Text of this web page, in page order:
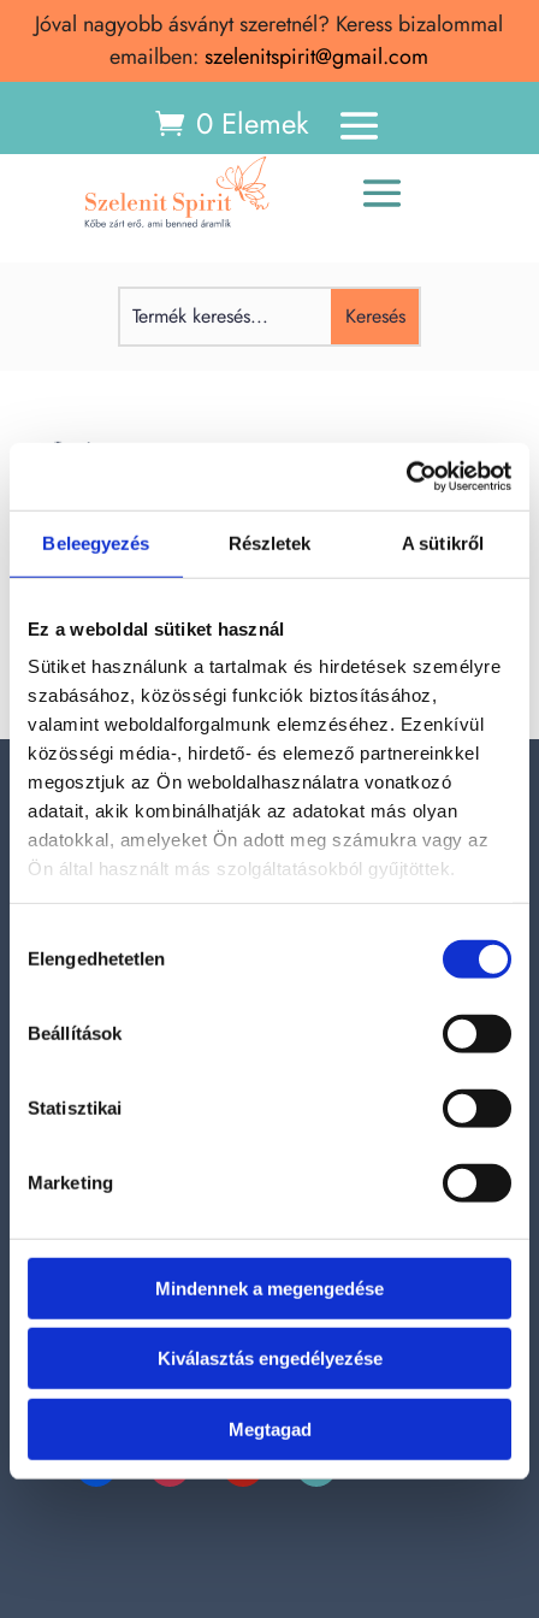
Beleegyezés Részletek A sütikről
Ez a weboldal sütiket használ
Sütiket használunk a tartalmak és hirdetések személyre
szabásához, közösségi funkciók biztosításához,
valamint weboldalforgalmunk elemzéséhez. Ezenkívül
közösségi média-, hirdető- és elemező partnereinkkel
megosztjuk az Ön weboldalhasználatra vonatkozó
adatait, akik kombinálhatják az adatokat más olyan
adatokkal, amelyeket Ön adott meg számukra vagy az
Ön által használt más szolgáltatásokból gyűjtöttek.
kiválasztása
Elengedhetetlen
Beállítások
Statisztikai
Marketing
Mindennek a megengedése
Kiválasztás engedélyezése
Megtagad
Jóval nagyobb ásványt szeretnél? Keress bizalommal
emailben: szelenitspirit@gmail.com
0 Elemek
Larimar
Larimar (kék pektolit) Larimar ásvány – Jelentése,
hatása, spirituális tulajdonságai A larimar egy ritka,
világoskék színű ásvány, amelyet kizárólag a
Dominikai Köztársaságban bányásznak. Gyönyörű
kövének” vagy „a tenger...
Elérhetőségek
E-mail:
szelenitspirit@gmail.com
0630/841-6811
Információk
Szállítási információk
Bankkártyás fizetési lehetőség
Kövess bennünket
facebookinstagramyoutube tiktok